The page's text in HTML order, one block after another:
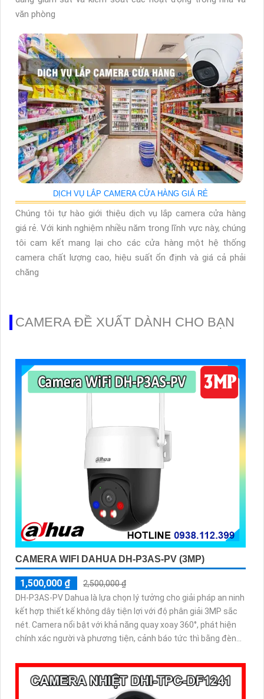
văn phòng
DỊCH VỤ LẮP CAMERA CỬA HÀNG GIÁ RẺ
Chúng tôi tự hào giới thiệu dịch vụ lắp camera cửa hàng
giá rẻ. Với kinh nghiệm nhiều năm trong lĩnh vực này, chúng
tôi cam kết mang lại cho các cửa hàng một hệ thống
camera chất lượng cao, hiệu suất ổn định và giá cả phải
chăng
CAMERA ĐỀ XUẤT DÀNH CHO BẠN
CAMERA WIFI DAHUA DH-P3AS-PV (3MP)
1,500,000 ₫
2,500,000 ₫
DH-P3AS-PV Dahua là lựa chọn lý tưởng cho giải pháp an ninh
kết hợp thiết kế không dây tiện lợi với độ phân giải 3MP sắc
nét. Camera nổi bật với khả năng quay xoay 360°, phát hiện
chính xác người và phương tiện, cảnh báo tức thì bằng đèn